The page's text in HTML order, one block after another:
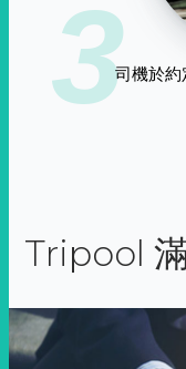
3司機於
Tripool